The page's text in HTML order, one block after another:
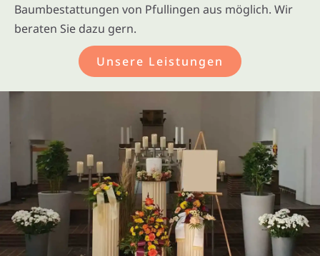
Baumbestattungen von Pfullingen aus möglich. Wir
beraten Sie dazu gern.
Unsere Leistungen